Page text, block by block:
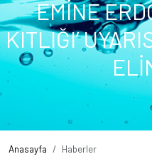
EMİNE
KITLIĞI’
Anasayfa Haberler